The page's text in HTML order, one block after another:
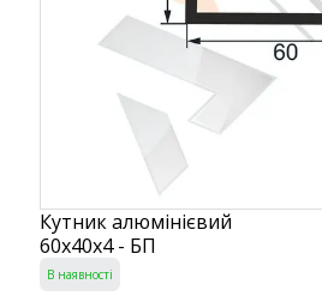
Кутник алюмінієвий
60х40х4 - БП
В наявності